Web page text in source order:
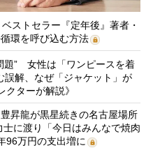
ストセラー『定年後』著者・
環を呼び込む方法
題” 女性は「ワンピースを着
誤解、なぜ「ジャケット」が
ターが解説》
昇龍が黒星続きの名古屋場所
に渡り「今日はみんなで焼肉
96万円の支出増に